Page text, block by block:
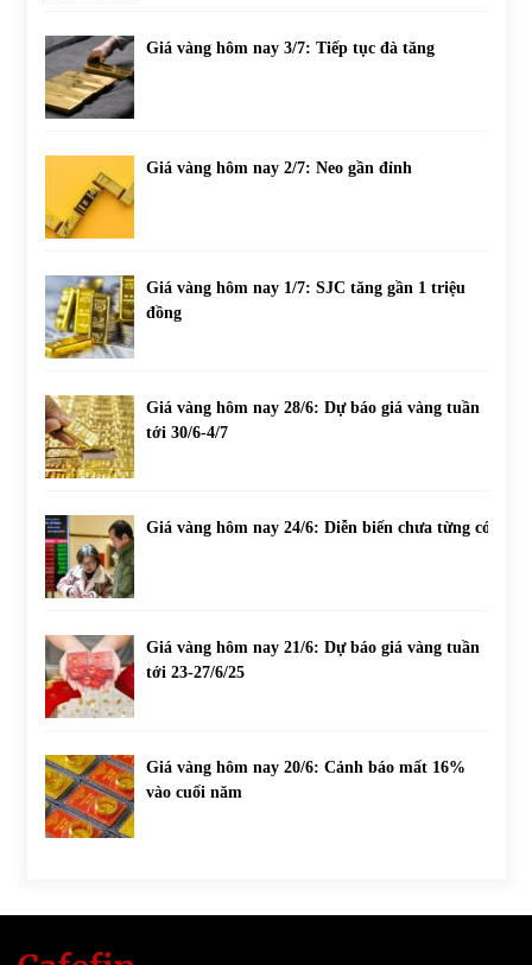
Giá vàng hôm nay 3/7: Tiếp tục đà tăng
Giá vàng hôm nay 2/7: Neo gần đỉnh
Giá vàng hôm nay 1/7: SJC tăng gần 1 triệu
đồng
Giá vàng hôm nay 28/6: Dự báo giá vàng tuần
tới 30/6-4/7
Giá vàng hôm nay 24/6: Diễn biến chưa từng có
Giá vàng hôm nay 21/6: Dự báo giá vàng tuần
tới 23-27/6/25
Giá vàng hôm nay 20/6: Cảnh báo mất 16%
vào cuối năm